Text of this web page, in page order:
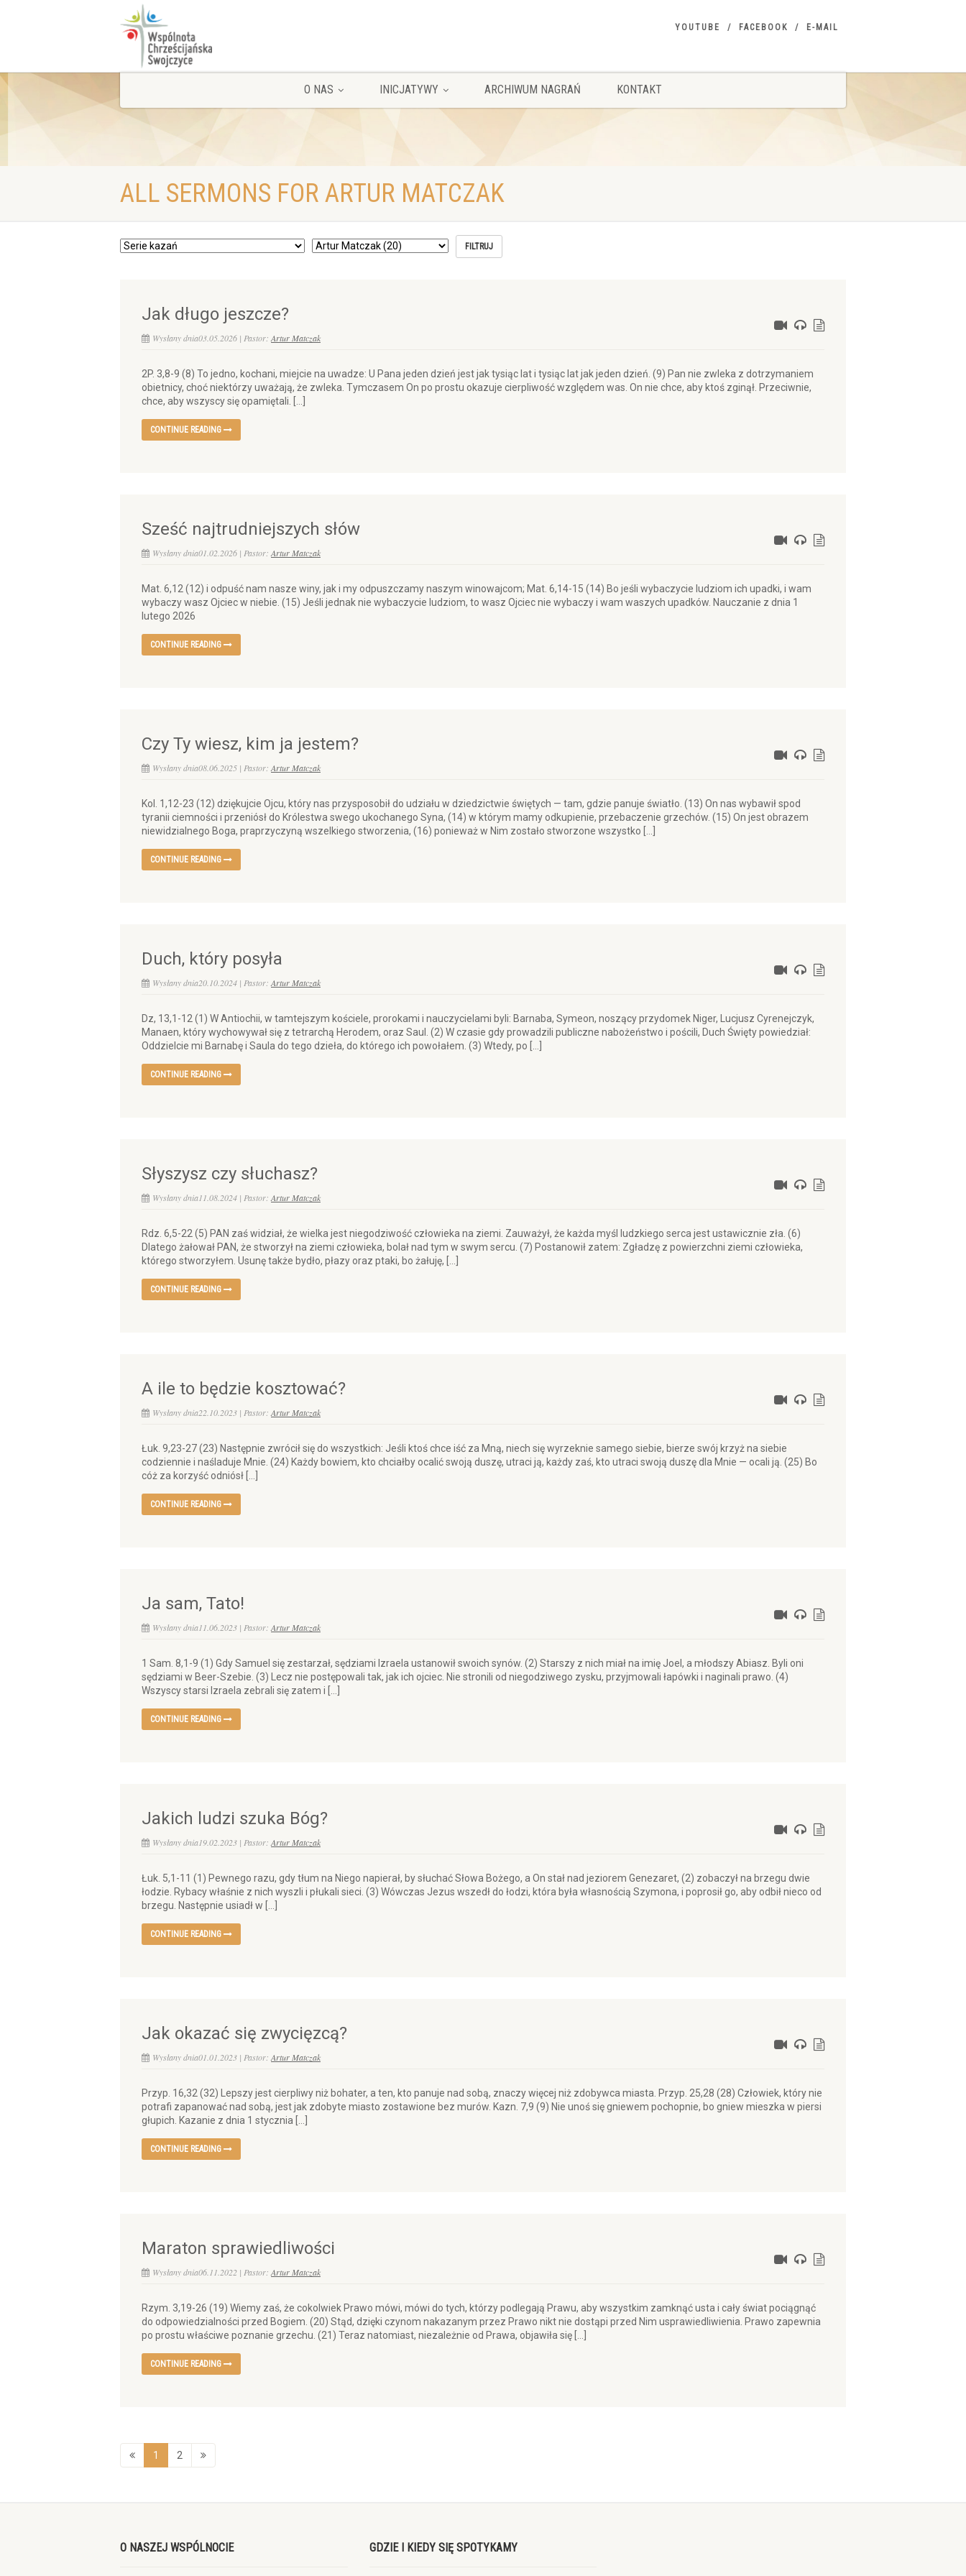
YOUTUBE FACEBOOK E-MAIL
O NAS INICJATYWY ARCHIWUM NAGRAŃ KONTAKT
ALL SERMONS FOR ARTUR MATCZAK
Jak długo jeszcze?
Wysłany dnia03.05.2026 | Pastor: Artur Matczak
2P. 3,8-9 (8) To jedno, kochani, miejcie na uwadze: U Pana jeden dzień jest jak tysiąc lat i tysiąc lat jak jeden dzień. (9) Pan nie zwleka z dotrzymaniem
obietnicy, choć niektórzy uważają, że zwleka. Tymczasem On po prostu okazuje cierpliwość względem was. On nie chce, aby ktoś zginął. Przeciwnie,
chce, aby wszyscy się opamiętali. […]
CONTINUE READING
Sześć najtrudniejszych słów
Wysłany dnia01.02.2026 | Pastor: Artur Matczak
Mat. 6,12 (12) i odpuść nam nasze winy, jak i my odpuszczamy naszym winowajcom; Mat. 6,14-15 (14) Bo jeśli wybaczycie ludziom ich upadki, i wam
wybaczy wasz Ojciec w niebie. (15) Jeśli jednak nie wybaczycie ludziom, to wasz Ojciec nie wybaczy i wam waszych upadków. Nauczanie z dnia 1
lutego 2026
CONTINUE READING
Czy Ty wiesz, kim ja jestem?
Wysłany dnia08.06.2025 | Pastor: Artur Matczak
Kol. 1,12-23 (12) dziękujcie Ojcu, który nas przysposobił do udziału w dziedzictwie świętych — tam, gdzie panuje światło. (13) On nas wybawił spod
tyranii ciemności i przeniósł do Królestwa swego ukochanego Syna, (14) w którym mamy odkupienie, przebaczenie grzechów. (15) On jest obrazem
niewidzialnego Boga, praprzyczyną wszelkiego stworzenia, (16) ponieważ w Nim zostało stworzone wszystko […]
CONTINUE READING
Duch, który posyła
Wysłany dnia20.10.2024 | Pastor: Artur Matczak
Dz, 13,1-12 (1) W Antiochii, w tamtejszym kościele, prorokami i nauczycielami byli: Barnaba, Symeon, noszący przydomek Niger, Lucjusz Cyrenejczyk,
Manaen, który wychowywał się z tetrarchą Herodem, oraz Saul. (2) W czasie gdy prowadzili publiczne nabożeństwo i pościli, Duch Święty powiedział:
Oddzielcie mi Barnabę i Saula do tego dzieła, do którego ich powołałem. (3) Wtedy, po […]
CONTINUE READING
Słyszysz czy słuchasz?
Wysłany dnia11.08.2024 | Pastor: Artur Matczak
Rdz. 6,5-22 (5) PAN zaś widział, że wielka jest niegodziwość człowieka na ziemi. Zauważył, że każda myśl ludzkiego serca jest ustawicznie zła. (6)
Dlatego żałował PAN, że stworzył na ziemi człowieka, bolał nad tym w swym sercu. (7) Postanowił zatem: Zgładzę z powierzchni ziemi człowieka,
którego stworzyłem. Usunę także bydło, płazy oraz ptaki, bo żałuję, […]
CONTINUE READING
A ile to będzie kosztować?
Wysłany dnia22.10.2023 | Pastor: Artur Matczak
Łuk. 9,23-27 (23) Następnie zwrócił się do wszystkich: Jeśli ktoś chce iść za Mną, niech się wyrzeknie samego siebie, bierze swój krzyż na siebie
codziennie i naśladuje Mnie. (24) Każdy bowiem, kto chciałby ocalić swoją duszę, utraci ją, każdy zaś, kto utraci swoją duszę dla Mnie — ocali ją. (25) Bo
cóż za korzyść odniósł […]
CONTINUE READING
Ja sam, Tato!
Wysłany dnia11.06.2023 | Pastor: Artur Matczak
1 Sam. 8,1-9 (1) Gdy Samuel się zestarzał, sędziami Izraela ustanowił swoich synów. (2) Starszy z nich miał na imię Joel, a młodszy Abiasz. Byli oni
sędziami w Beer-Szebie. (3) Lecz nie postępowali tak, jak ich ojciec. Nie stronili od niegodziwego zysku, przyjmowali łapówki i naginali prawo. (4)
Wszyscy starsi Izraela zebrali się zatem i […]
CONTINUE READING
Jakich ludzi szuka Bóg?
Wysłany dnia19.02.2023 | Pastor: Artur Matczak
Łuk. 5,1-11 (1) Pewnego razu, gdy tłum na Niego napierał, by słuchać Słowa Bożego, a On stał nad jeziorem Genezaret, (2) zobaczył na brzegu dwie
łodzie. Rybacy właśnie z nich wyszli i płukali sieci. (3) Wówczas Jezus wszedł do łodzi, która była własnością Szymona, i poprosił go, aby odbił nieco od
brzegu. Następnie usiadł w […]
CONTINUE READING
Jak okazać się zwycięzcą?
Wysłany dnia01.01.2023 | Pastor: Artur Matczak
Przyp. 16,32 (32) Lepszy jest cierpliwy niż bohater, a ten, kto panuje nad sobą, znaczy więcej niż zdobywca miasta. Przyp. 25,28 (28) Człowiek, który nie
potrafi zapanować nad sobą, jest jak zdobyte miasto zostawione bez murów. Kazn. 7,9 (9) Nie unoś się gniewem pochopnie, bo gniew mieszka w piersi
głupich. Kazanie z dnia 1 stycznia […]
CONTINUE READING
Maraton sprawiedliwości
Wysłany dnia06.11.2022 | Pastor: Artur Matczak
Rzym. 3,19-26 (19) Wiemy zaś, że cokolwiek Prawo mówi, mówi do tych, którzy podlegają Prawu, aby wszystkim zamknąć usta i cały świat pociągnąć
do odpowiedzialności przed Bogiem. (20) Stąd, dzięki czynom nakazanym przez Prawo nikt nie dostąpi przed Nim usprawiedliwienia. Prawo zapewnia
po prostu właściwe poznanie grzechu. (21) Teraz natomiast, niezależnie od Prawa, objawiła się […]
CONTINUE READING
1 2
O NASZEJ WSPÓLNOCIE GDZIE I KIEDY SIĘ SPOTYKAMY